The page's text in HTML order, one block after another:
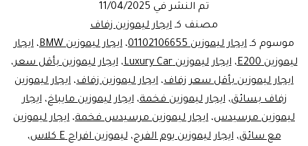
ليموزين
زفاف
مصر:
فخامة
تم النشر في 11/04/2025
مصنف كـ ايجار ليموزين زفاف
موسوم كـ ايجار ليموزين 01102106655 ، ايجار ليموزين BMW ، ايجار
ليموزين E200
،ايجار ليموزين Luxury Car ،ايجار ليموزين بأقل سعر،
ايجار ليموزين بأقل سعر زفاف، ايجار ليموزين زفاف، ايجار ليموزين
زفاف بسائق،ايجار ليموزين فخمة،ايجار ليموزين مايباخ،ايجار
ليموزين مرسيدس، ايجار ليموزين مرسيدس فخمة، ايجار ليموزين
مع سائق،ايجار ليموزين يوم الفرح،ليموزين افراح E كلاس
،